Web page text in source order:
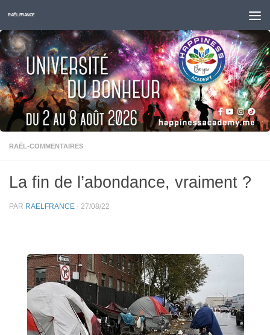
Skip to content
RAËL FRANCE
RAËL-COMMENTAIRES
La fin de l’abondance, vraiment ?
PAR RAELFRANCE · 27/08/22